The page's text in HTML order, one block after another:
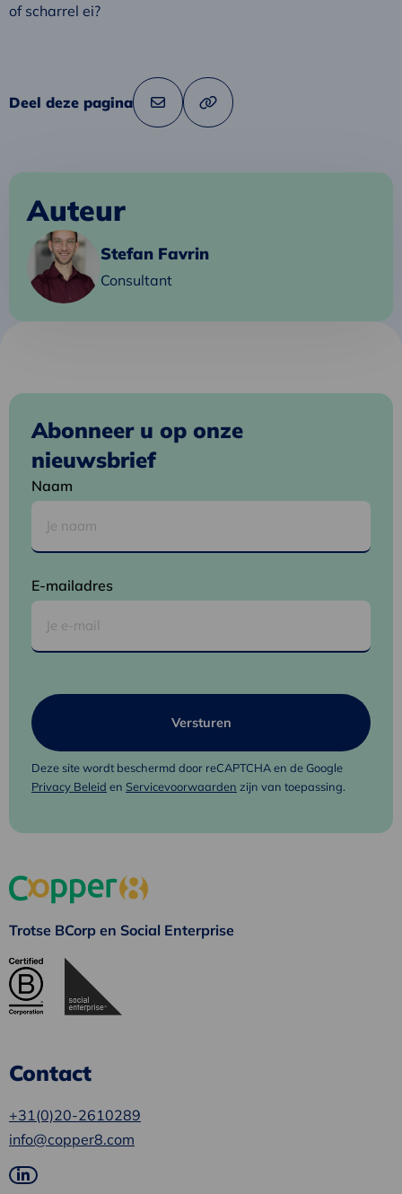
of scharrel ei?
Deel deze pagina
Deel
via
Link
naar
Auteur
Stefan Favrin
Consultant
Lees
meer
over
Stefan
Abonneer u op onze
nieuwsbrief
Naam
E-mailadres
Deze site wordt beschermd door reCAPTCHA en de Google
Privacy Beleid en Servicevoorwaarden zijn van toepassing.
Trotse BCorp en Social Enterprise
Contact
+31(0)20-2610289
info@copper8.com
Ga